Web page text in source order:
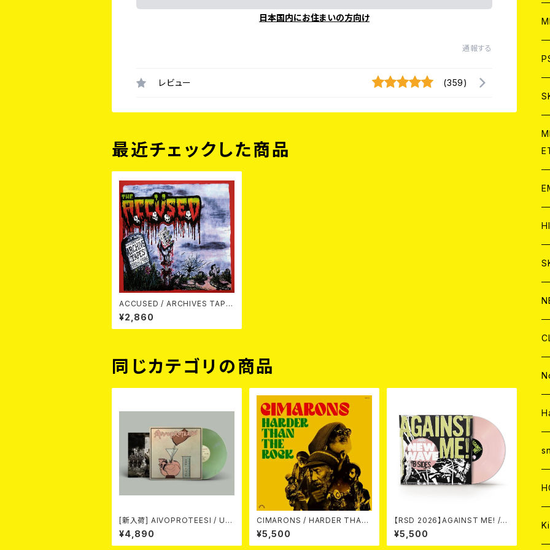
日本国内にお住まいの方向け
通報する
レビュー (359)
最近チェックした商品
ACCUSED / ARCHIVES TAPE
S 1981-1986 LP
¥2,860
同じカテゴリの商品
[新入荷] AIVOPROTEESI / UM
PIKUJA (LP / LTD.100 DIE-HA
RD COKE BOTTLE GREEN VI
NYL) (ITA / F.O.A.D.)
¥4,890
CIMARONS / HARDER THAN
¥5,500
【RSD 2026】AGAINST ME! / N
EW WAVE B-SIDES [RSD VIN
YL EP][Coloured Vinyl](12")
¥5,500